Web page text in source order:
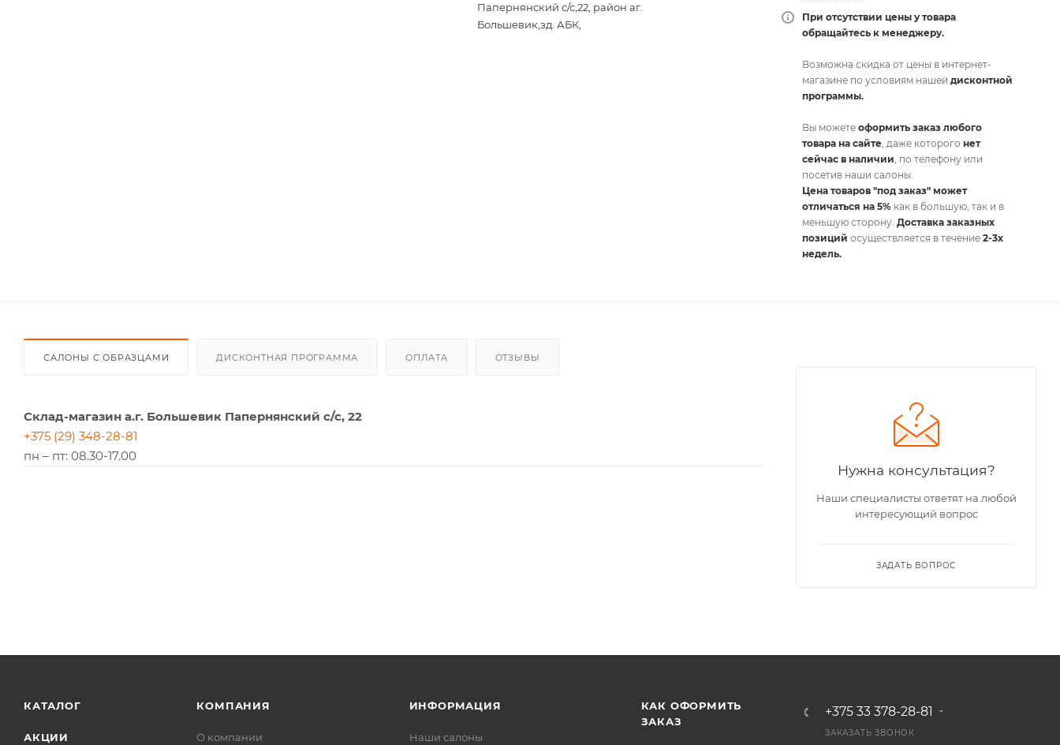
Папернянский с/с,22, район аг.
Большевик,зд. АБК,
При отсутствии цены у товара
обращайтесь к менеджеру.
Возможна скидка от цены в интернет-
магазине по условиям нашей дисконтной
программы.
Вы можете оформить заказ любого
товара на сайте, даже которого нет
сейчас в наличии, по телефону или
посетив наши салоны.
Цена товаров "под заказ" может
отличаться на 5%как в большую, так и в
меньшую сторону. Доставка заказных
позиций осуществляется в течение 2-3х
недель.
САЛОНЫ С ОБРАЗЦАМИ ДИСКОНТНАЯ ПРОГРАММА ОПЛАТА ОТЗЫВЫ
Склад-магазин а.г. Большевик Папернянский с/с, 22
+375 (29) 348-28-81
пн – пт: 08.30-17.00
Нужна консультация?
Наши специалисты ответят на любой
интересующий вопрос
ЗАДАТЬ ВОПРОС
КАТАЛОГ
АКЦИИ
КОМПАНИЯ
О компании
ИНФОРМАЦИЯ
Наши салоны
КАК ОФОРМИТЬ
ЗАКАЗ
+375 33 378-28-81
ЗАКАЗАТЬ ЗВОНОК